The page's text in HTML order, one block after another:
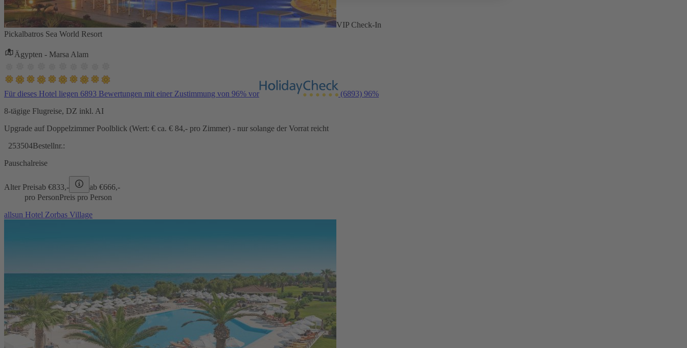
VIP Check-In
Pickalbatros Sea World Resort
Ägypten - Marsa Alam
Für dieses Hotel liegen 6893 Bewertungen mit einer Zustimmung von 96% vor (6893) 96%
8-tägige Flugreise, DZ inkl. AI
Upgrade auf Doppelzimmer Poolblick (Wert: € ca. € 84,- pro Zimmer) - nur solange der Vorrat reicht
253504Bestellnr.:
Pauschalreise
Alter Preisab €833,- ab €666,-
pro PersonPreis pro Person
allsun Hotel Zorbas Village